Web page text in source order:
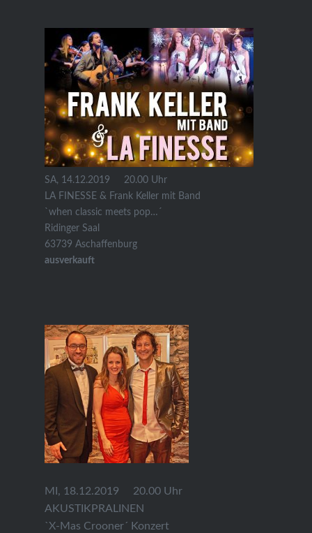
SA, 14.12.2019 20.00 Uhr
LA FINESSE & Frank Keller mit Band
`when classic meets pop…´
Ridinger Saal
63739 Aschaffenburg
ausverkauft
MI, 18.12.2019 20.00 Uhr
AKUSTIKPRALINEN
`X-Mas Crooner´ Konzert